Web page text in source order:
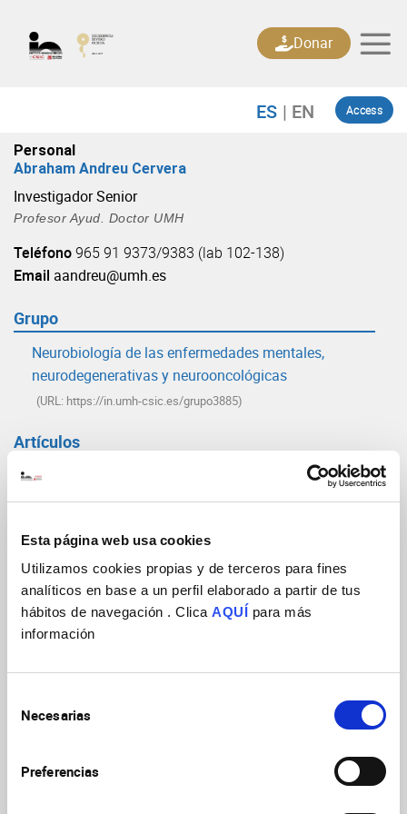
Esta página web usa cookies
Utilizamos cookies propias y de terceros para fines
analíticos en base a un perfil elaborado a partir de tus
hábitos de navegación . Clica AQUÍ para más
información
Necesarias
Preferencias
content
Access
Donar
Personal
Abraham Andreu Cervera
Investigador Senior
Profesor Ayud. Doctor UMH
Teléfono965 91 9373/9383 (lab 102-138)
Email aandreu@umh.es
Grupo
Neurobiología de las enfermedades mentales,
neurodegenerativas y neurooncológicas
(URL: https://in.umh-csic.es/grupo3885)
Artículos
Cilia, ciliopathies and hedgehog-related
forebrain developmental disorders
Maunoury S Neurobiol Dis
https://doi.org/10.1016/j.nbd.2020.105236
Ver más artículos